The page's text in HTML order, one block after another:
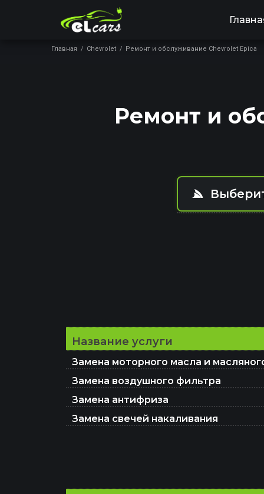
Главная / Chevrolet / Ремонт и обслуживание Chevrolet Epica
Ремонт и
Название услуги
Замена моторного масла и
Замена воздушного фильтра
Замена антифриза
Замена свечей накаливания